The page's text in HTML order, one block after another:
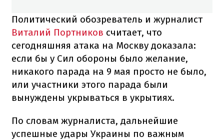
Политический обозреватель и журналист
Виталий Портников считает, что
сегодняшняя атака на Москву доказала:
если бы у Сил обороны было желание,
никакого парада на 9 мая просто не было,
или участники этого парада были
вынуждены укрываться в укрытиях.
По словам журналиста, дальнейшие
успешные удары Украины по важным